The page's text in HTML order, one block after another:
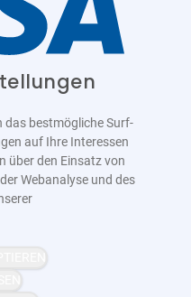
das bestmögliche Surf-
auf Ihre Interessen
über den Einsatz von
Webanalyse und des